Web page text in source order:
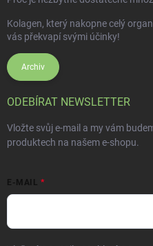
Kolagen, který nakopne celý
vás překvapí svými účinky!
Archiv
ODEBÍRAT NEWSLETTER
Vložte svůj e-mail a my vám
produktech na našem e-shopu.
E-MAIL